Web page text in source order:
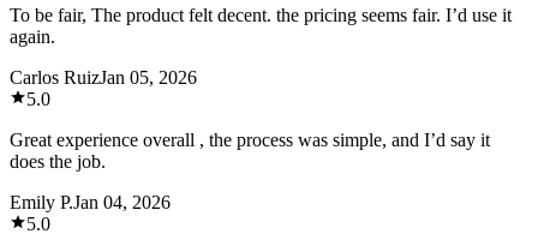
To be fair, The product felt decent. the pricing seems fair. I’d use it
again.
Carlos RuizJan 05, 2026
5.0
Great experience overall , the process was simple, and I’d say it
does the job.
Emily P.Jan 04, 2026
5.0